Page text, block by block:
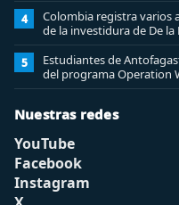
4
Colombia registra varios
de la investidura de De
5
Estudiantes de
del programa Operation
Nuestras redes
YouTube
Facebook
Instagram